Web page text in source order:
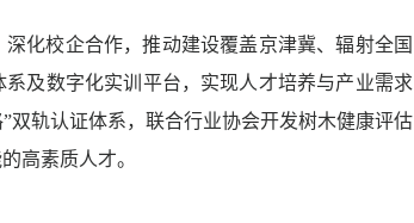
化校企合作，推动建设覆盖京津冀、辐射全国
及数字化实训平台，实现人才培养与产业需求
双轨认证体系，联合行业协会开发树木健康评估
高素质人才。